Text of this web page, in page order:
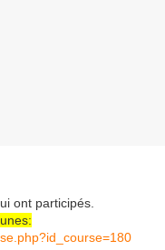
ont participés.